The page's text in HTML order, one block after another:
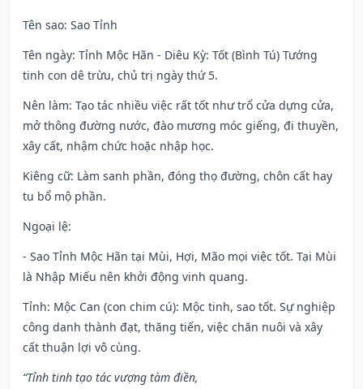
Tên sao: Sao Tỉnh
Tên ngày: Tỉnh Mộc Hãn - Diêu Kỳ: Tốt (Bình Tú) Tướng
tinh con dê trừu, chủ trị ngày thứ 5.
Nên làm: Tạo tác nhiều việc rất tốt như trổ cửa dựng cửa,
mở thông đường nước, đào mương móc giếng, đi thuyền,
xây cất, nhậm chức hoặc nhập học.
Kiêng cữ: Làm sanh phần, đóng thọ đường, chôn cất hay
tu bổ mộ phần.
Ngoại lệ:
- Sao Tỉnh Mộc Hãn tại Mùi, Hợi, Mão mọi việc tốt. Tại Mùi
là Nhập Miếu nên khởi động vinh quang.
Tỉnh: Mộc Can (con chim cú): Mộc tinh, sao tốt. Sự nghiệp
công danh thành đạt, thăng tiến, việc chăn nuôi và xây
cất thuận lợi vô cùng.
“Tỉnh tinh tạo tác vượng tàm điền,